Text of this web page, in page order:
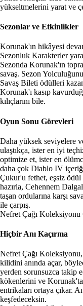
yükseltmelerini yarat ve
Sezonlar ve Etkinlikler
Korunak'ın hikâyesi
Sezonluk Karakterler
Sezonda Korunak'ın
savaş. Sezon
Savaş Bileti ödülleri
Korunak'ı kasıp
kılıçlarını bile.
Oyun Sonu Görevleri
Daha yüksek seviyelere
ulaştıkça, ister en iyi
optimize et, ister en
daha çok Diablo IV
Çukur'u fethet, eşsiz ödül
hazırla, Cehennem
taşan ordularına karşı
ile çarpış.
Nefret Çağı
Hiçbir Anı Kaçırma
Nefret Çağı
kilidini anında açar,
yerden sorunsuzca takip
kökenlerini ve
entrikaları ortaya çıkar.
keşfedeceksin.